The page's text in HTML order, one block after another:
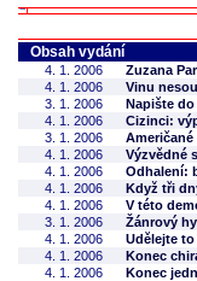
Obsah vydání
4. 1. 2006 Zuzana
4. 1. 2006
Vinu
3. 1. 2006
Napište
4. 1. 2006
Cizinci:
3. 1. 2006
4. 1. 2006
Výzvědné
4. 1. 2006
Odhalení:
4. 1. 2006
Když tři
4. 1. 2006
V této
3. 1. 2006
Žánrový
4. 1. 2006
Udělejte
4. 1. 2006
Konec
4. 1. 2006
Konec